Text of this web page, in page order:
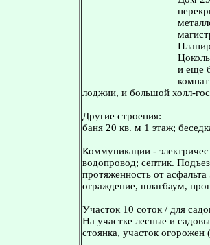
и еще
лоджии, и большой холл-
Другие строения:
баня 20 кв. м 1 этаж;
Коммуникации -
водопровод; септик.
протяженность от
ограждение, шлагбаум,
Участок 10 соток / для
На участке лесные и
стоянка, участок огорожен